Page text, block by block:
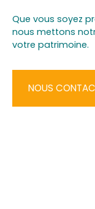
Que vous soyez
nous mettons
votre patrimoine.
NOUS